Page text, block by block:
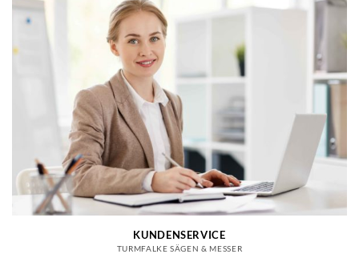
KUNDENSERVICE
TURMFALKE SÄGEN & MESSER